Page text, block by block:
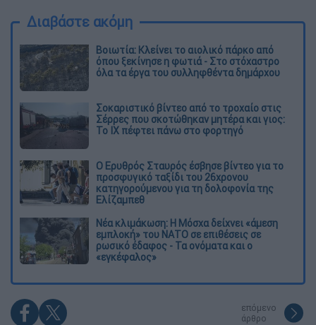
Διαβάστε ακόμη
Βοιωτία: Κλείνει το αιολικό πάρκο από
όπου ξεκίνησε η φωτιά - Στο στόχαστρο
όλα τα έργα του συλληφθέντα δημάρχου
Σοκαριστικό βίντεο από το τροχαίο στις
Σέρρες που σκοτώθηκαν μητέρα και γιος:
Το ΙΧ πέφτει πάνω στο φορτηγό
Ο Ερυθρός Σταυρός έσβησε βίντεο για το
προσφυγικό ταξίδι του 26χρονου
κατηγορούμενου για τη δολοφονία της
Ελίζαμπεθ
Νέα κλιμάκωση: Η Μόσχα δείχνει «άμεση
εμπλοκή» του ΝΑΤΟ σε επιθέσεις σε
ρωσικό έδαφος - Τα ονόματα και ο
«εγκέφαλος»
επόμενο
άρθρο